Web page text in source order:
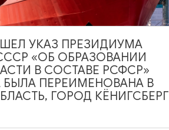
расписание электропоездов по
УКАЗ ПРЕЗИДИУМА
«ОБ ОБРАЗОВАНИИ
В СОСТАВЕ РСФСР»
БЫЛА ПЕРЕИМЕНОВАНА В
ГОРОД КЁНИГСБЕРГ